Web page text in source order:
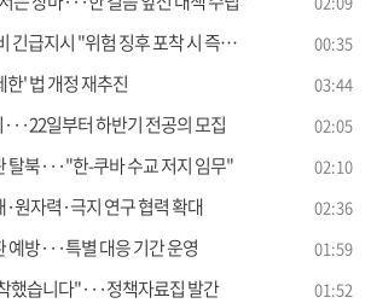
지시 "위험 징후 포착 시 즉시 대피" 00:35
' 법 개정 재추진 03:44
일부터 하반기 전공의 모집 02:05
탈북···"한-쿠바 수교 저지 임무" 02:10
원자력·극지 연구 협력 확대 02:36
예방···특별 대응 기간 운영 01:59
했습니다"···정책자료집 발간 01:52